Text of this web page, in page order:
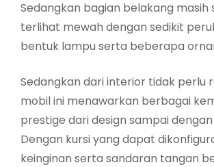
Sedangkan bagian belakang
terlihat mewah dengan sedikit
bentuk lampu serta beberapa
Sedangkan dari interior tidak perlu
mobil ini menawarkan berbagai
prestige dari design sampai
Dengan kursi yang dapat
keinginan serta sandaran tangan